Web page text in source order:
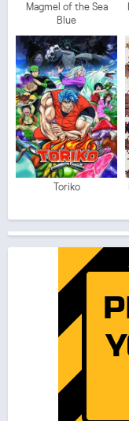
Magmel of the Sea
Blue
Toriko